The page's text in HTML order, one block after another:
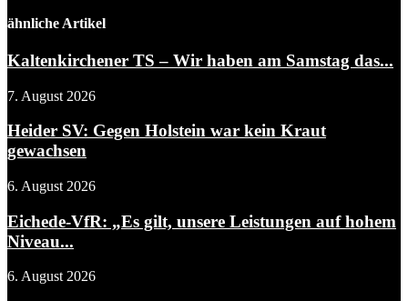
ähnliche Artikel
Kaltenkirchener TS – Wir haben am Samstag das...
7. August 2026
Heider SV: Gegen Holstein war kein Kraut
gewachsen
6. August 2026
Eichede-VfR: „Es gilt, unsere Leistungen auf hohem
Niveau...
6. August 2026